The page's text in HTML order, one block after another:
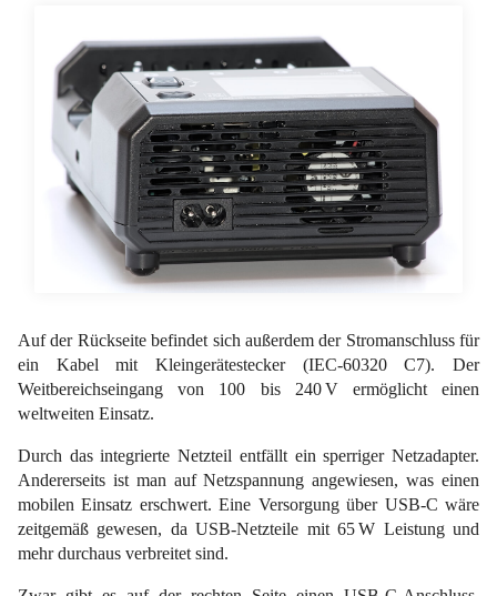
Auf der Rückseite befindet sich außerdem der Stromanschluss für
ein Kabel mit Kleingerätestecker (IEC-60320 C7). Der
Weitbereichseingang von 100 bis 240 V ermöglicht einen
weltweiten Einsatz.
Durch das integrierte Netzteil entfällt ein sperriger Netzadapter.
Andererseits ist man auf Netzspannung angewiesen, was einen
mobilen Einsatz erschwert. Eine Versorgung über USB-C wäre
zeitgemäß gewesen, da USB-Netzteile mit 65 W Leistung und
mehr durchaus verbreitet sind.